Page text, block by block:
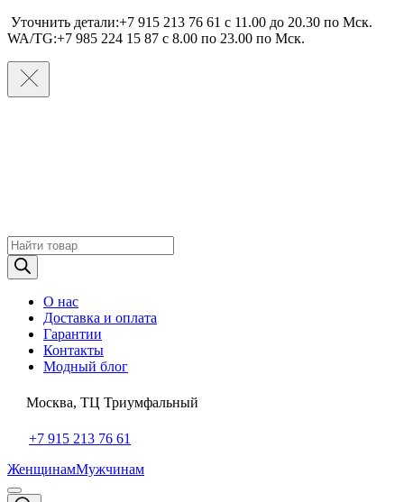
Уточнить детали:+7 915 213 76 61 c 11.00 до 20.30 по Мcк.
WA/TG:+7 985 224 15 87 c 8.00 по 23.00 по Мcк.
Поиск
товаров
О нас
Доставка и оплата
Гарантии
Контакты
Модный блог
Москва, ТЦ Триумфальный
+7 915 213 76 61
ЖенщинамМужчинам